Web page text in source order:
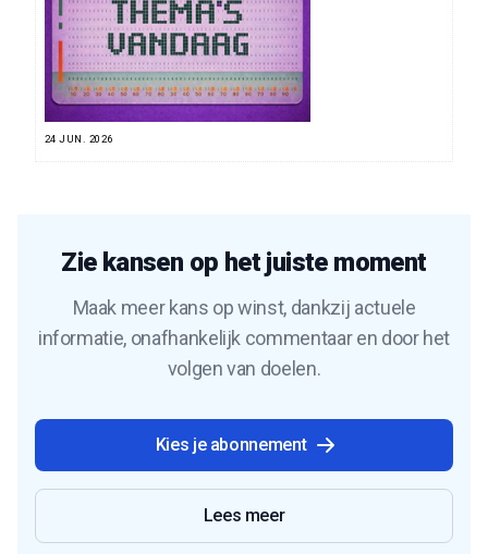
24 JUN. 2026
Zie kansen op het juiste moment
Maak meer kans op winst, dankzij actuele
informatie, onafhankelijk commentaar en door het
volgen van doelen.
Kies je abonnement
Lees meer